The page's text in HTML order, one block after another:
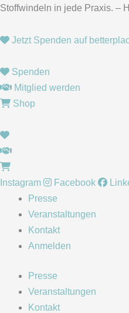
Zum
springen
Stoffwindeln in jede Praxis. –
Jetzt Spenden auf
Spenden
Mitglied werden
Shop
Instagram Facebook
Presse
Veranstaltungen
Kontakt
Anmelden
Presse
Veranstaltungen
Kontakt